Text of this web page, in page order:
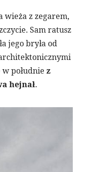
wieża z zegarem,
Sam ratusz
jego bryła od
południe z
hejnał.